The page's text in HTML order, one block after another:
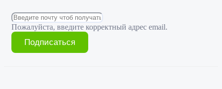
Пожалуйста, введите корректный адрес email.
Подписаться